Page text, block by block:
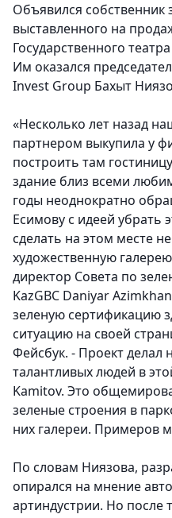
Объявился собственник
выставленного на
Государственного
Им оказался
Invest Group Бахыт
«Несколько лет назад
партнером выкупила у
построить там
здание близ всеми
годы неоднократно
Есимову с идеей убрать
сделать на этом месте
художественную
директор Совета по
KazGBC Daniyar
зеленую сертификацию
ситуацию на своей
Фейсбук. - Проект делал
талантливых людей в
Kamitov. Это
зеленые строения в
них галереи. Примеров
По словам Ниязова,
опирался на мнение
артиндустрии. Но после